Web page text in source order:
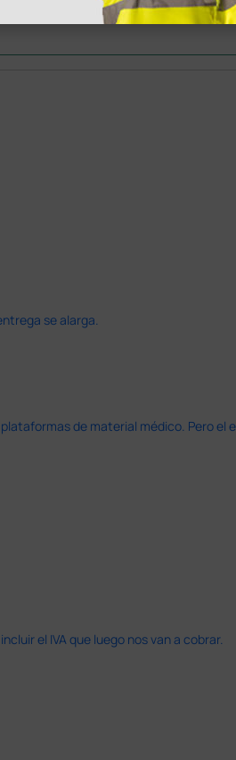
se alarga.
de material médico. Pero
el IVA que luego nos van a cobrar.